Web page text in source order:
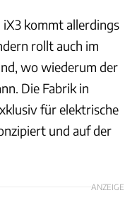
kommt allerdings
rollt auch im
wo wiederum der
Die Fabrik in
für elektrische
und auf der
ANZEIGE